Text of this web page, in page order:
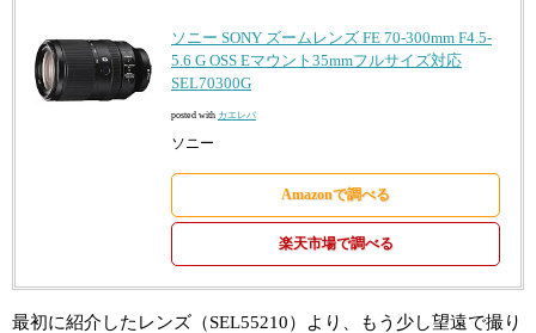
ソニー SONY ズームレンズ FE 70-300mm F4.5-
5.6 G OSS Eマウント35mmフルサイズ対応
SEL70300G
posted with カエレバ
ソニー
Amazonで調べる
楽天市場で調べる
最初に紹介したレンズ（SEL55210）より、もう少し望遠で撮り